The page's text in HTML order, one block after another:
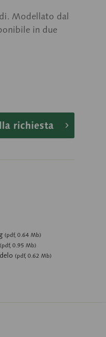
Modellato dal
in due
richiesta
(pdf, 0.64 Mb)
(pdf, 0.95 Mb)
(pdf, 0.62 Mb)